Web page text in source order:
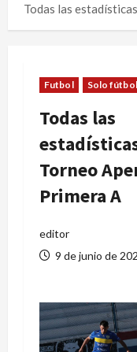
Todas las
Futbol Solo fútbol
Todas las
Torneo
Primera A
editor
9 de junio de